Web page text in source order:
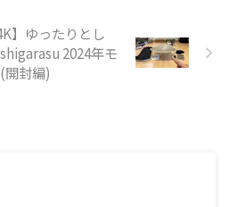
】ゆったりとし
2024年モ
開封編)